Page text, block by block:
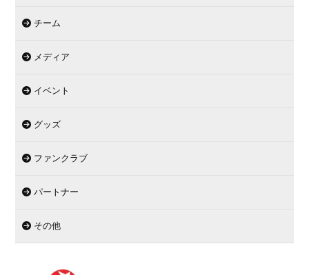
チーム
メディア
イベント
グッズ
ファンクラブ
パートナー
その他